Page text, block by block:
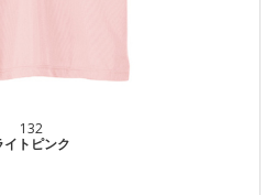
132
イトピンク